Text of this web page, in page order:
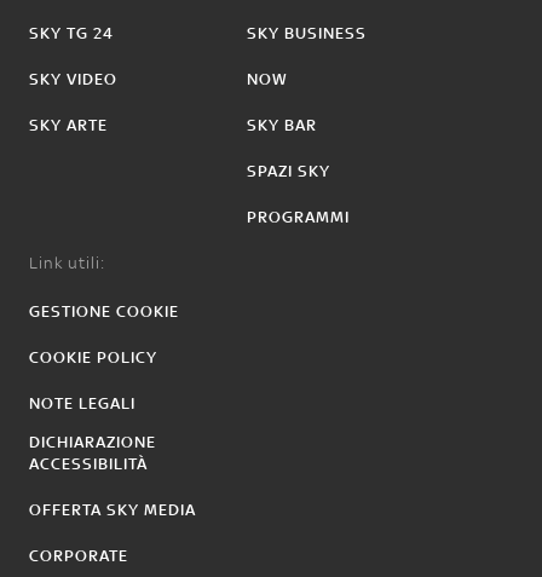
SKY TG 24
SKY VIDEO
SKY ARTE
SKY BUSINESS
NOW
SKY BAR
SPAZI SKY
PROGRAMMI
Link utili:
GESTIONE COOKIE
COOKIE POLICY
NOTE LEGALI
DICHIARAZIONE
ACCESSIBILITÀ
OFFERTA SKY MEDIA
CORPORATE